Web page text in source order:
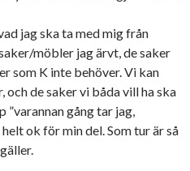
jag ska ta med mig från
möbler jag ärvt, de saker
som K inte behöver. Vi kan
de saker vi båda vill ha ska
”varannan gång tar jag,
ok för min del. Som tur är så